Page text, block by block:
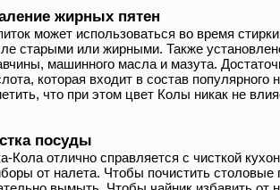
жирных пятен
может использоваться во время
старыми или жирными. Также
машинного масла и мазута.
которая входит в состав
что при этом цвет Колы никак не
посуды
Кола отлично справляется с чисткой
от налета. Чтобы почистить столовые